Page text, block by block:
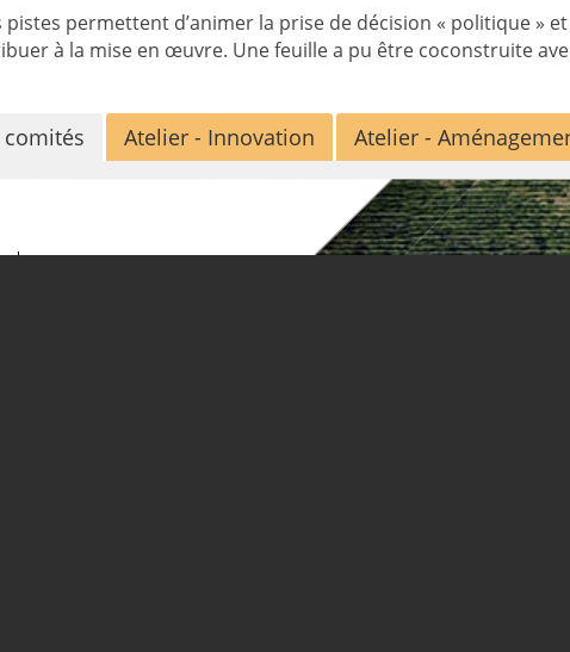
permettent d’animer la prise de décision « politique »
à la mise en œuvre. Une feuille a pu être coconstruite
Atelier - Innovation Atelier -